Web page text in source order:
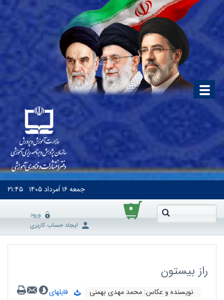
جمعه۱۶ اَمرداد ۱۴۰۵ ۲۱:۴۵
۰
ورود
ایجاد حساب کاربری
راز بیستون
نویسنده و عکاس: محمد مهدی بهمنی
فایلهای